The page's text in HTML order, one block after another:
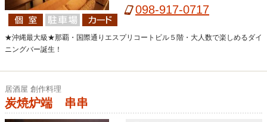
【その他】19:00-翌6:00
098-917-0717
★沖縄最大級★那覇・国際通りエスプリコートビル５階・大人数で楽しめるダイ
ニングバー誕生！
居酒屋 創作料理
炭焼炉端 串串